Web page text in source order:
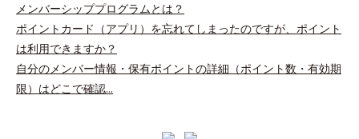
メンバーシッププログラムとは？
ポイントカード（アプリ）を忘れてしまったのですが、ポイント
は利用できますか？
自分のメンバー情報・保有ポイントの詳細（ポイント数・有効期
限）はどこで確認...